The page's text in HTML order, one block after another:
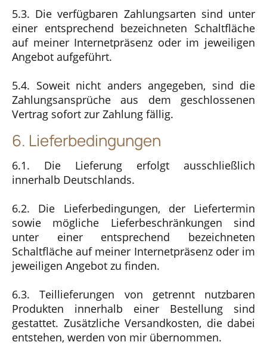
5.3. Die verfügbaren Zahlungsarten sind unter
einer entsprechend bezeichneten Schaltfläche
auf meiner Internetpräsenz oder im jeweiligen
Angebot aufgeführt.
5.4. Soweit nicht anders angegeben, sind die
Zahlungsansprüche aus dem geschlossenen
Vertrag sofort zur Zahlung fällig.
6. Lieferbedingungen
6.1. Die Lieferung erfolgt ausschließlich
innerhalb Deutschlands.
6.2. Die Lieferbedingungen, der Liefertermin
sowie mögliche Lieferbeschränkungen sind
unter einer entsprechend bezeichneten
Schaltfläche auf meiner Internetpräsenz oder im
jeweiligen Angebot zu finden.
6.3. Teillieferungen von getrennt nutzbaren
Produkten innerhalb einer Bestellung sind
gestattet. Zusätzliche Versandkosten, die dabei
entstehen, werden von mir übernommen.